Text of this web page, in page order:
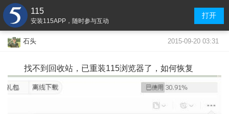
115
安装115APP，随时参与互动
打开
石头 2015-09-20 03:31
找不到回收站，已重装115浏览器了，如何恢复